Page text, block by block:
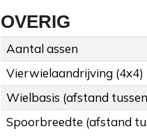
OVERIG
Aantal assen
Vierwielaandrijving (4x4)
Wielbasis (afstand
Spoorbreedte (afstand